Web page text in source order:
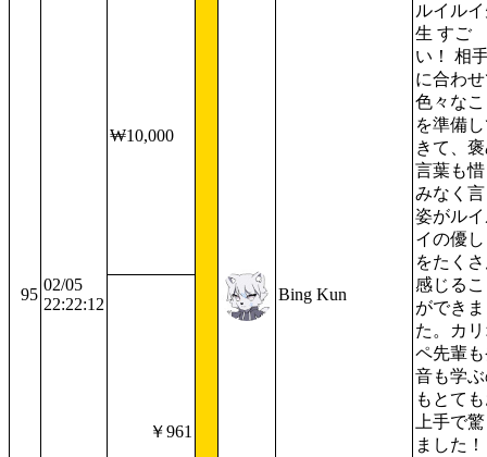
95
02/05
22:22:12
₩10,000
Bing Kun
ルイル
生 すご
い！ 相
に合わ
色々な
を準備
きて、
言葉も
みなく
姿がル
イの優
をたく
感じる
ができ
た。カ
ペ先輩
音も学
もとて
上手で
ました！
￥961